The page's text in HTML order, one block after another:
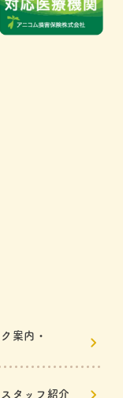
案内・
タッフ紹介